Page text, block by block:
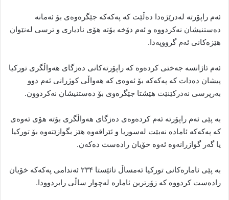
ئەم راپۆرتە لەدرێژەدا دەڵێت کە پەکەکە جێگرەوەی بۆ ئەمانە
دەستنیشان نەکردووە و ئەم دۆخە بۆتە هۆی نادیاری و ترسی لەنێوان
هێزەکانی ئەم گرووپەدا.
ئەم ئاژانسە جەختی کردەوە کە راپۆرتەکانی دەزگای هەواڵگری تورکیا
پیشان دەدات کە پەکەکە بۆ ئەوەی کە هەواڵی کوژرانی ئەم دوو
بەرپرسی نەدرکێنێت هێشتا جێگرەوی بۆ دەستنیشان نەکردوون.
بە پێی ئەم راپۆرتە ئەم کردەوەی دەزگای هەواڵگری بۆتە هۆی ئەوەی
کە پەکەکە ئامادە نەبێت لەسوریا و ئێراقەوە هێز بگوازێتەوە بۆ تورکیا
یا گەر گوازرانەوە ئەوە خۆیان رادەست دەکەن.
بە پێی ئامارەکانی تورکیا ئەمساڵ تائێستا ۲۳۴ ئەندامی پەکەکە خۆیان
رادەست کردووە کە زۆرترین ئامارە لەچوار ساڵی رابردوودا.